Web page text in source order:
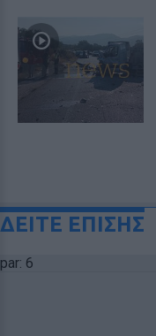
ΔΕΙΤΕ ΕΠΙΣΗΣ
par: 6